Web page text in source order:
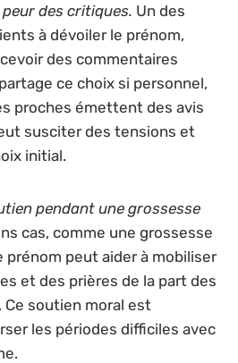
peur des critiques. Un des
à dévoiler le prénom,
des commentaires
ce choix si personnel,
proches émettent des avis
susciter des tensions et
initial.
pendant une grossesse
cas, comme une grossesse
prénom peut aider à mobiliser
et des prières de la part des
soutien moral est
les périodes difficiles avec